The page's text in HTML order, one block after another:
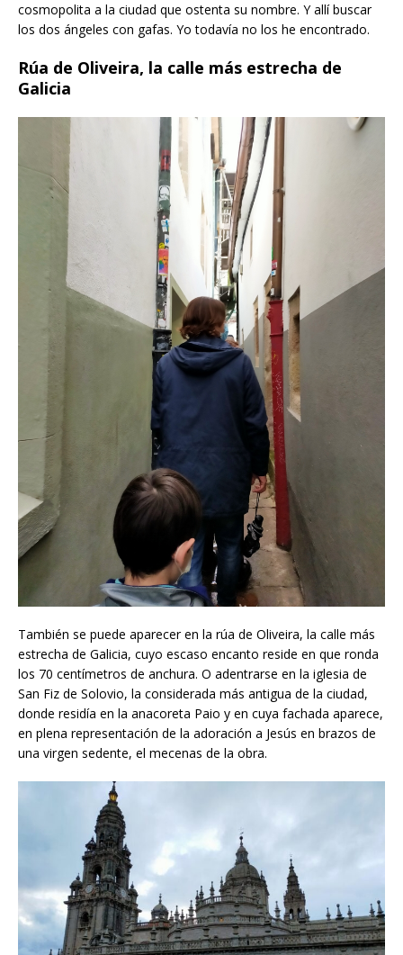
cosmopolita a la ciudad que ostenta su nombre. Y allí buscar
los dos ángeles con gafas. Yo todavía no los he encontrado.
Rúa de Oliveira, la calle más estrecha de
Galicia
También se puede aparecer en la rúa de Oliveira, la calle más
estrecha de Galicia, cuyo escaso encanto reside en que ronda
los 70 centímetros de anchura. O adentrarse en la iglesia de
San Fiz de Solovio, la considerada más antigua de la ciudad,
donde residía en la anacoreta Paio y en cuya fachada aparece,
en plena representación de la adoración a Jesús en brazos de
una virgen sedente, el mecenas de la obra.